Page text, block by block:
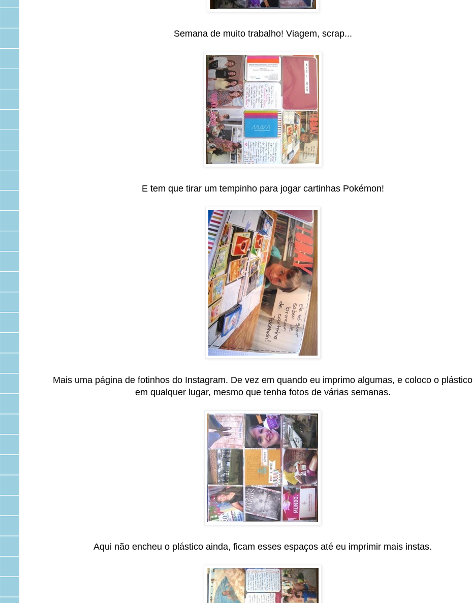
Semana de muito trabalho! Viagem, scrap...
E tem que tirar um tempinho para jogar cartinhas Pokémon!
Mais uma página de fotinhos do Instagram. De vez em quando eu imprimo algumas, e coloco o plástico
em qualquer lugar, mesmo que tenha fotos de várias semanas.
Aqui não encheu o plástico ainda, ficam esses espaços até eu imprimir mais instas.